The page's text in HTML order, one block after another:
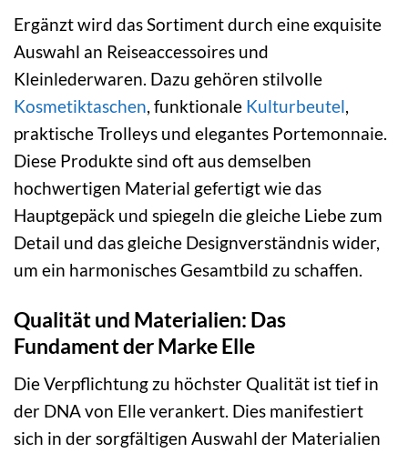
Ergänzt wird das Sortiment durch eine exquisite
Auswahl an Reiseaccessoires und
Kleinlederwaren. Dazu gehören stilvolle
Kosmetiktaschen, funktionale Kulturbeutel,
praktische Trolleys und elegantes Portemonnaie.
Diese Produkte sind oft aus demselben
hochwertigen Material gefertigt wie das
Hauptgepäck und spiegeln die gleiche Liebe zum
Detail und das gleiche Designverständnis wider,
um ein harmonisches Gesamtbild zu schaffen.
Qualität und Materialien: Das
Fundament der Marke Elle
Die Verpflichtung zu höchster Qualität ist tief in
der DNA von Elle verankert. Dies manifestiert
sich in der sorgfältigen Auswahl der Materialien